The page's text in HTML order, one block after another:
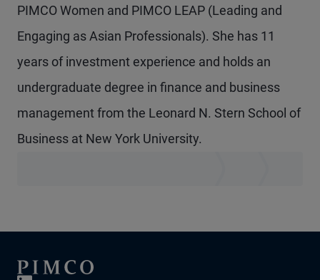
PIMCO Women and PIMCO LEAP (Leading and
Engaging as Asian Professionals). She has 11
years of investment experience and holds an
undergraduate degree in finance and business
management from the Leonard N. Stern School of
Business at New York University.